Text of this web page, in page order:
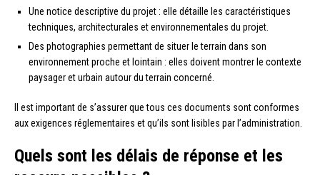
Une notice descriptive du projet : elle détaille les caractéristiques
techniques, architecturales et environnementales du projet.
Des photographies permettant de situer le terrain dans son
environnement proche et lointain : elles doivent montrer le contexte
paysager et urbain autour du terrain concerné.
Il est important de s’assurer que tous ces documents sont conformes
aux exigences réglementaires et qu’ils sont lisibles par l’administration.
Quels sont les délais de réponse et les